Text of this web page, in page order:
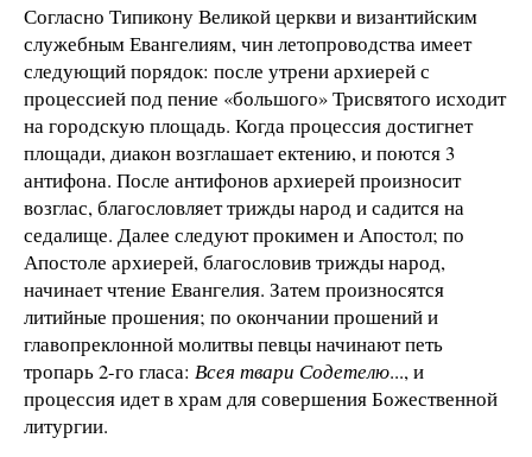
Согласно Типикону Великой церкви и византийским
служебным Евангелиям, чин летопроводства имеет
следующий порядок: после утрени архиерей с
процессией под пение «большого» Трисвятого исходит
на городскую площадь. Когда процессия достигнет
площади, диакон возглашает ектению, и поются 3
антифона. После антифонов архиерей произносит
возглас, благословляет трижды народ и садится на
седалище. Далее следуют прокимен и Апостол; по
Апостоле архиерей, благословив трижды народ,
начинает чтение Евангелия. Затем произносятся
литийные прошения; по окончании прошений и
главопреклонной молитвы певцы начинают петь
тропарь 2-го гласа: Всея твари Содетелю..., и
процессия идет в храм для совершения Божественной
литургии.